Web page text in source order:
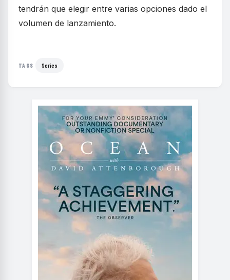
tendrán que elegir entre varias opciones dado el
volumen de lanzamiento.
TAGS Series